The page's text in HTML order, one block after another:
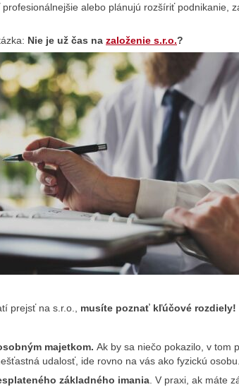
alebo plánujú rozšíriť podnikanie,
Nie je už čas na založenie s.r.o.?
prejsť na s.r.o., musíte poznať kľúčové rozdiely!
majetkom. Ak by sa niečo pokazilo, v tom
udalosť, ide rovno na vás ako fyzickú osobu.
základného imania . V praxi, ak máte